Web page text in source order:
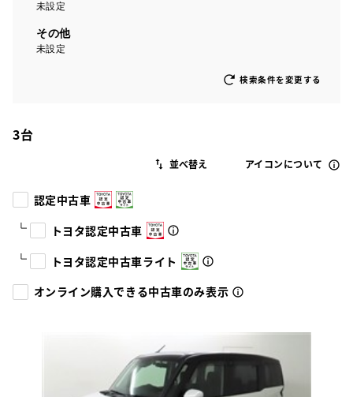
未設定
その他
未設定
検索条件を変更する
3台
アイコンについて
認定中古車
トヨタ認定中古車
トヨタ認定中古車ライト
オンライン購入できる中古車のみ表示